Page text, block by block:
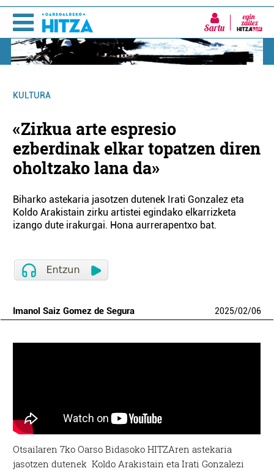
Sartu
KULTURA
«Zirkua arte espresio
ezberdinak elkar topatzen diren
oholtzako lana da»
Biharko astekaria jasotzen dutenek Irati Gonzalez eta
Koldo Arakistain zirku artistei egindako elkarrizketa
izango dute irakurgai. Hona aurrerapentxo bat.
Imanol Saiz Gomez de Segura 2025/02/06
Otsailaren 7ko Oarso Bidasoko HITZAren astekaria
jasotzen dutenekKoldo Arakistain eta Irati Gonzalezi